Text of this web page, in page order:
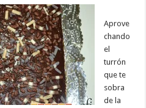
Aprove
chando
el
turrón
que te
sobra
de la